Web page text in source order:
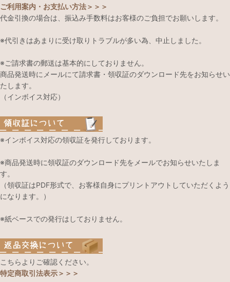
ご利用案内・お支払い方法＞＞＞
代金引換の場合は、振込み手数料はお客様のご負担でお願いします。
※代引きはあまりに受け取りトラブルが多い為、中止しました。
※ご請求書の郵送は基本的にしておりません。
商品発送時にメールにて請求書・領収証のダウンロード先をお知らせい
たします。
（インボイス対応）
※インボイス対応の領収証を発行しております。
※商品発送時に領収証のダウンロード先をメールでお知らせいたしま
す。
（領収証はPDF形式で、お客様自身にプリントアウトしていただくよう
になります。）
※紙ベースでの発行はしておりません。
こちらよりご確認ください。
特定商取引法表示＞＞＞